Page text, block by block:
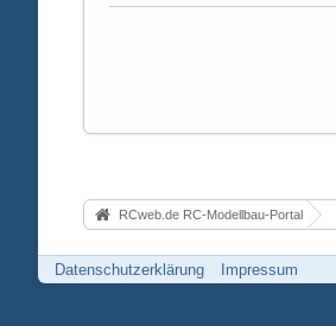
RCweb.de RC-Modellbau-Portal
Datenschutzerklärung Impressum